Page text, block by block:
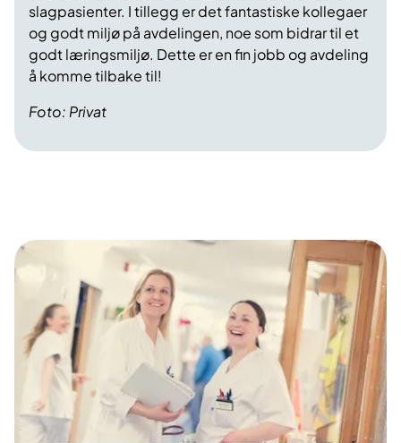
Foto: Privat
slagpasienter. I tillegg er det fantastiske kollegaer
og godt miljø på avdelingen, noe som bidrar til et
godt læringsmiljø. Dette er en fin jobb og avdeling
å komme tilbake til!